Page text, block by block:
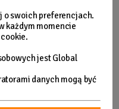
o swoich preferencjach.
każdym momencie
jest Global
danych mogą być